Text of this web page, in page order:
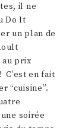
il ne
Do It
un plan de
au prix
C’est en fait
“cuisine”.
soirée